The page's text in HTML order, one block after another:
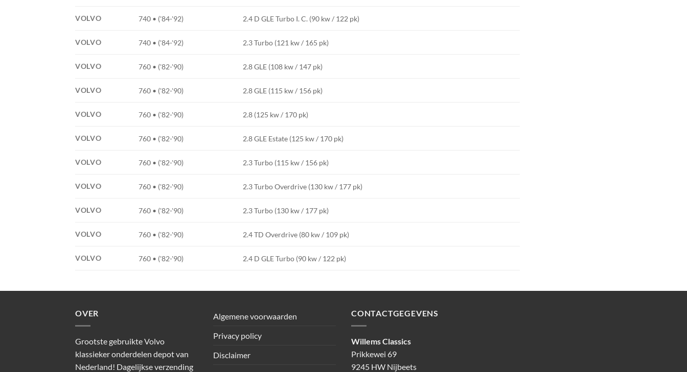
VOLVO 740 • ('84-'92) 2.4 D GLE Turbo I. C. (90 kw / 122 pk)
VOLVO 740 • ('84-'92) 2.3 Turbo (121 kw / 165 pk)
VOLVO 760 • ('82-'90) 2.8 GLE (108 kw / 147 pk)
VOLVO 760 • ('82-'90) 2.8 GLE (115 kw / 156 pk)
VOLVO 760 • ('82-'90) 2.8 (125 kw / 170 pk)
VOLVO 760 • ('82-'90) 2.8 GLE Estate (125 kw / 170 pk)
VOLVO 760 • ('82-'90) 2.3 Turbo (115 kw / 156 pk)
VOLVO 760 • ('82-'90) 2.3 Turbo Overdrive (130 kw / 177 pk)
VOLVO 760 • ('82-'90) 2.3 Turbo (130 kw / 177 pk)
VOLVO 760 • ('82-'90) 2.4 TD Overdrive (80 kw / 109 pk)
VOLVO 760 • ('82-'90) 2.4 D GLE Turbo (90 kw / 122 pk)
OVER
Grootste gebruikte Volvo
klassieker onderdelen depot van
Nederland! Dagelijkse verzending
Algemene voorwaarden
Privacy policy
Disclaimer
CONTACTGEGEVENS
Willems Classics
Prikkewei 69
9245 HW Nijbeets